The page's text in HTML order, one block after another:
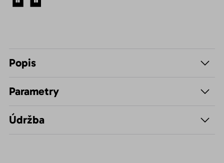
Popis
Parametry
Údržba